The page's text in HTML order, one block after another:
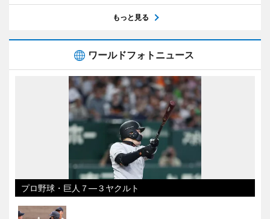
もっと見る
ワールドフォトニュース
プロ野球・巨人７―３ヤクルト